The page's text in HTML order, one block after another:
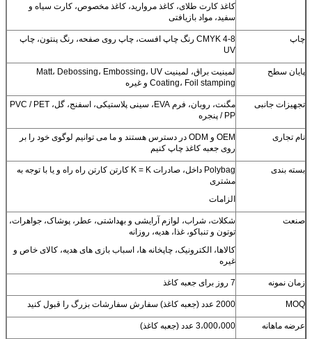
کاغذ کارت طلای، کاغذ مروارید، کاغذ مخصوص، کارت سیاه و
سفید، مواد بازیافتی
چاپ
CMYK 4-8 رنگ چاپ افست، چاپ روی صفحه، رنگ پنتون، چاپ
UV
پایان سطح
لمینیت براق، لمینیت Matt، Debossing، Embossing، UV
Coating، Foil stamping و غیره
تجهیزات جانبی
مگنت، روبان، فرم EVA، سینی پلاستیکی، اسفنج، گل، PVC / PET
/ PP پنجره
نام تجاری
OEM و ODM در دسترس هستند و ما می توانیم لوگوی خود را بر
روی جعبه کاغذ چاپ کنیم
بسته بندی
Polybag داخل، صادرات K = K کارتن کارتن راه راه و یا با توجه به
مشتری
الزامات
صنعت
شکلات، شراب، لوازم آرایشی و بهداشتی، عطر، پوشاک، جواهرات،
توتون و تنباکو، غذا، هدیه، روزانه
کالاها، الکترونیک، چاپخانه ها، اسباب بازی های هدیه، کالای خاص و
غیره
زمان نمونه 7 روز برای جعبه کاغذ
MOQ 2000 عدد (جعبه کاغذ) سفارش سفارشات بزرگ را قبول کنید
عرضه ماهانه 3،000،000 عدد (جعبه کاغذ)